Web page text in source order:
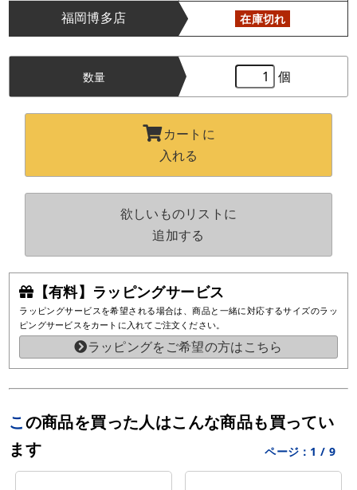
福岡博多店 在庫切れ
【有料】ラッピングサービス
ラッピングサービスを希望される場合は、商品と一緒に対応するサイズのラッ
ピングサービスをカートに入れてご注文ください。
ラッピングをご希望の方はこちら
数量 個
カートに
入れる
欲しいものリストに
追加する
この商品を買った人はこんな商品も買ってい
ます
ページ： 1 / 9